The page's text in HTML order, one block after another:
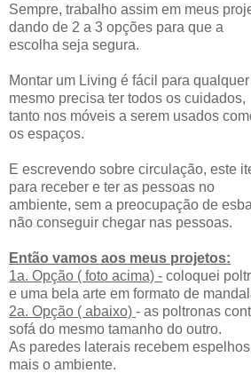
Sempre, trabalho assim em meus
dando de 2 a 3 opções para que a
escolha seja segura.
Montar um Living é fácil para
mesmo precisa ter todos os cuidados,
tanto nos móveis a serem usados
os espaços.
E escrevendo sobre circulação, este
para receber e ter as pessoas no
ambiente, sem a preocupação de
não conseguir chegar nas pessoas.
Então vamos aos meus projetos:
1a. Opção ( foto acima) - coloquei
e uma bela arte em formato de
2a. Opção ( abaixo) - as poltronas
sofá do mesmo tamanho do outro.
As paredes laterais recebem
mais o ambiente.